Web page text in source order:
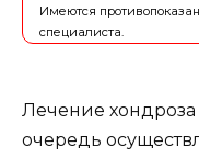
Имеются
специалиста.
Лечение
очередь